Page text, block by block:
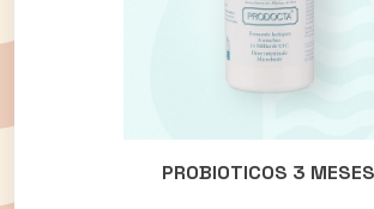
PROBIOTICOS 3 MESES